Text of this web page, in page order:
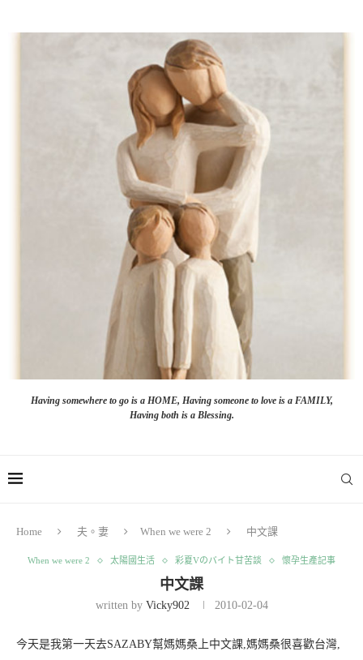
Having somewhere to go is a HOME, Having someone to love is a FAMILY,
Having both is a Blessing.
Home 夫。妻 When we were 2 中文課
When we were 2 太陽國生活 彩夏Vのバイト甘苦談 懷孕生產記事
中文課
written by Vicky902 2010-02-04
今天是我第一天去SAZABY幫媽媽桑上中文課,媽媽桑很喜歡台灣,